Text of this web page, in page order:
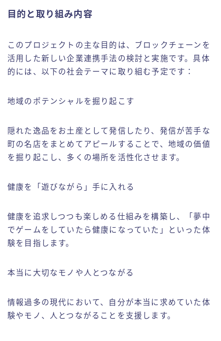
目的と取り組み内容
このプロジェクトの主な目的は、ブロックチェーンを
活用した新しい企業連携手法の検討と実施です。具体
的には、以下の社会テーマに取り組む予定です：
地域のポテンシャルを掘り起こす
隠れた逸品をお土産として発信したり、発信が苦手な
町の名店をまとめてアピールすることで、地域の価値
を掘り起こし、多くの場所を活性化させます。
健康を「遊びながら」手に入れる
健康を追求しつつも楽しめる仕組みを構築し、「夢中
でゲームをしていたら健康になっていた」といった体
験を目指します。
本当に大切なモノや人とつながる
情報過多の現代において、自分が本当に求めていた体
験やモノ、人とつながることを支援します。